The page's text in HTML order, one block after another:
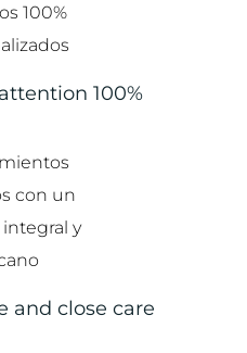
100%
and close care